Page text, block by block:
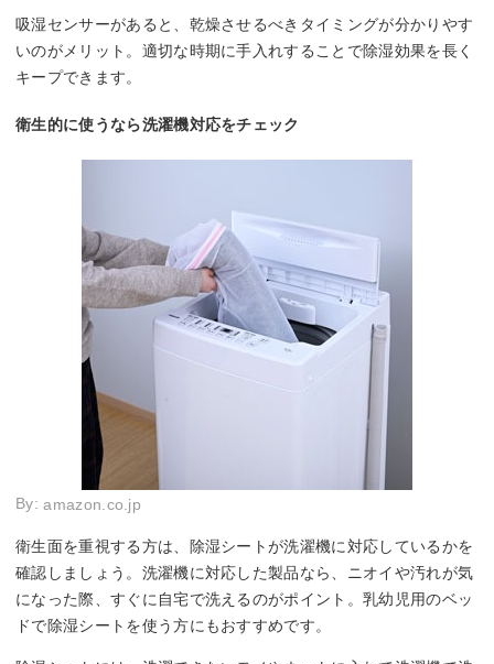
吸湿センサーがあると、乾燥させるべきタイミングが分かりやす
いのがメリット。適切な時期に手入れすることで除湿効果を長く
キープできます。
衛生的に使うなら洗濯機対応をチェック
By:amazon.co.jp
衛生面を重視する方は、除湿シートが洗濯機に対応しているかを
確認しましょう。洗濯機に対応した製品なら、ニオイや汚れが気
になった際、すぐに自宅で洗えるのがポイント。乳幼児用のベッ
ドで除湿シートを使う方にもおすすめです。